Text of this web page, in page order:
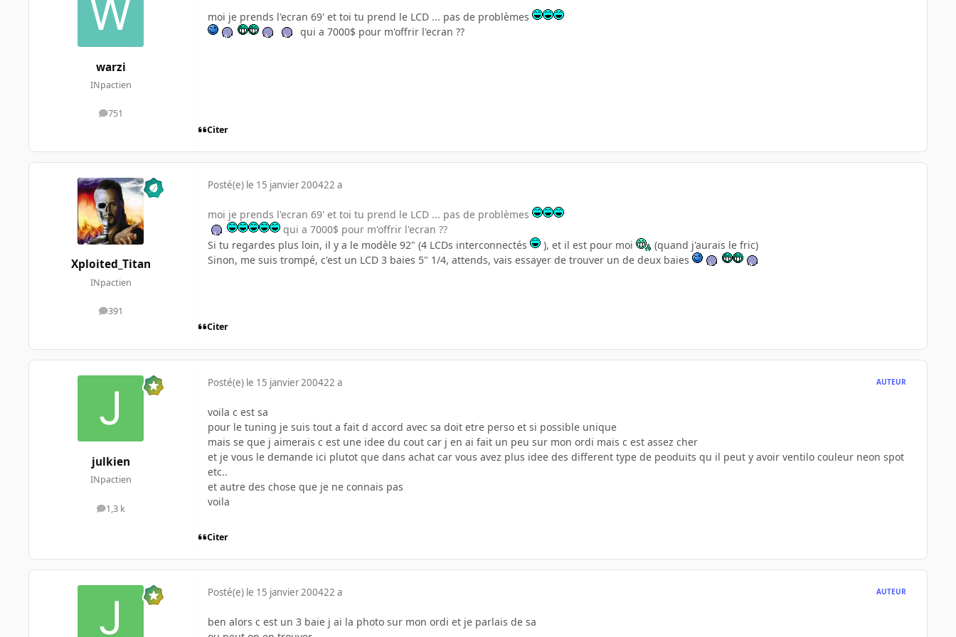
warzi
INpactien
751
messages
moi je prends l'ecran 69' et toi tu prend le LCD ... pas de problèmes
qui a 7000$ pour m'offrir l'ecran ??
Citer
Xploited_Titan
INpactien
391
messages
Posté(e) le 15 janvier 200422 a
moi je prends l'ecran 69' et toi tu prend le LCD ... pas de problèmes
qui a 7000$ pour m'offrir l'ecran ??
Si tu regardes plus loin, il y a le modèle 92" (4 LCDs interconnectés
), et il est pour moi
(quand j'aurais le fric)
Sinon, me suis trompé, c'est un LCD 3 baies 5" 1/4, attends, vais essayer de trouver un de deux baies
Citer
julkien
INpactien
1,3 k
messages
Posté(e) le 15 janvier 200422 a AUTEUR
voila c est sa
pour le tuning je suis tout a fait d accord avec sa doit etre perso et si possible unique
mais se que j aimerais c est une idee du cout car j en ai fait un peu sur mon ordi mais c est assez cher
et je vous le demande ici plutot que dans achat car vous avez plus idee des different type de peoduits qu il peut y avoir ventilo couleur neon spot
etc..
et autre des chose que je ne connais pas
voila
Citer
Posté(e) le 15 janvier 200422 a AUTEUR
ben alors c est un 3 baie j ai la photo sur mon ordi et je parlais de sa